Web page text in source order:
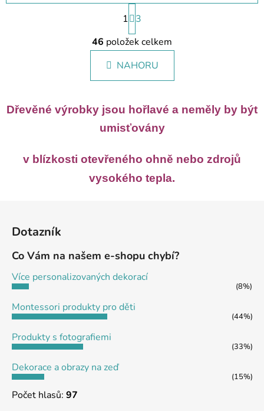
O
v
l
á
d
c
í
p
v
k
s
u
S
t
r
á
n
k
n
í
1
3
46 položek celkem
NAHORU
Dřevěné výrobky jsou hořlavé a neměly by být
umisťovány
v blízkosti otevřeného ohně nebo zdrojů
vysokého tepla.
Dotazník
Co Vám na našem e-shopu chybí?
Více personalizovaných dekorací
(8%)
Montessori produkty pro děti
(44%)
Produkty s fotografiemi
(33%)
Dekorace a obrazy na zeď
(15%)
Počet hlasů: 97